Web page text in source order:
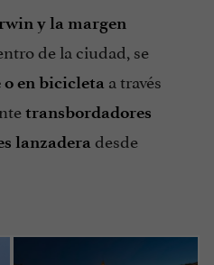
y la margen
de la ciudad, se
o en bicicleta a través
transbordadores
lanzadera desde